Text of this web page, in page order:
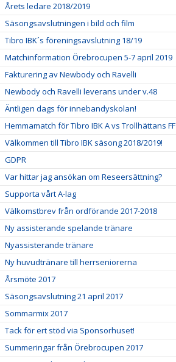
Årets ledare 2018/2019
Säsongsavslutningen i bild och film
Tibro IBK´s föreningsavslutning 18/19
Matchinformation Örebrocupen 5-7 april 2019
Fakturering av Newbody och Ravelli
Newbody och Ravelli leverans under v.48
Äntligen dags för innebandyskolan!
Hemmamatch för Tibro IBK A vs Trollhättans FF
Välkommen till Tibro IBK säsong 2018/2019!
GDPR
Var hittar jag ansökan om Reseersättning?
Supporta vårt A-lag
Välkomstbrev från ordförande 2017-2018
Ny assisterande spelande tränare
Nyassisterande tränare
Ny huvudtränare till herrseniorerna
Årsmöte 2017
Säsongsavslutning 21 april 2017
Sommarmix 2017
Tack för ert stöd via Sponsorhuset!
Summeringar från Örebrocupen 2017